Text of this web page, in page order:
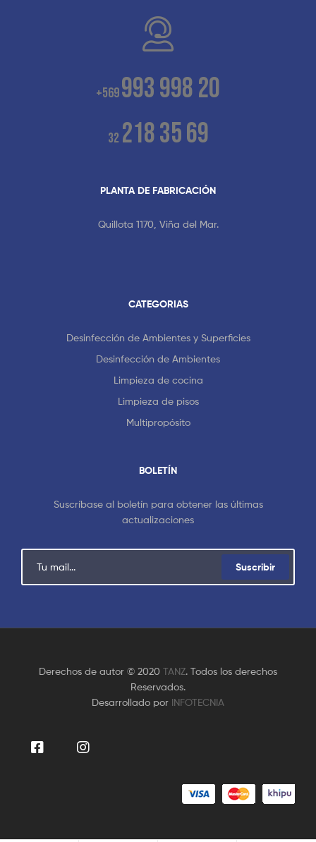
+569993 998 20
32 218 35 69
PLANTA DE FABRICACIÓN
Quillota 1170, Viña del Mar.
CATEGORIAS
Desinfección de Ambientes y Superficies
Desinfección de Ambientes
Limpieza de cocina
Limpieza de pisos
Multipropósito
BOLETÍN
Suscríbase al boletín para obtener las últimas
actualizaciones
Suscribir
Derechos de autor © 2020 TANZ. Todos los derechos
Reservados.
Desarrollado por INFOTECNIA